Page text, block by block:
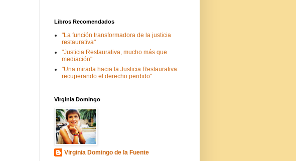
Libros Recomendados
"La función transformadora de la justicia
restaurativa"
"Justicia Restaurativa, mucho más que
mediación"
"Una mirada hacia la Justicia Restaurativa:
recuperando el derecho perdido"
Virginia Domingo
Virginia Domingo de la Fuente